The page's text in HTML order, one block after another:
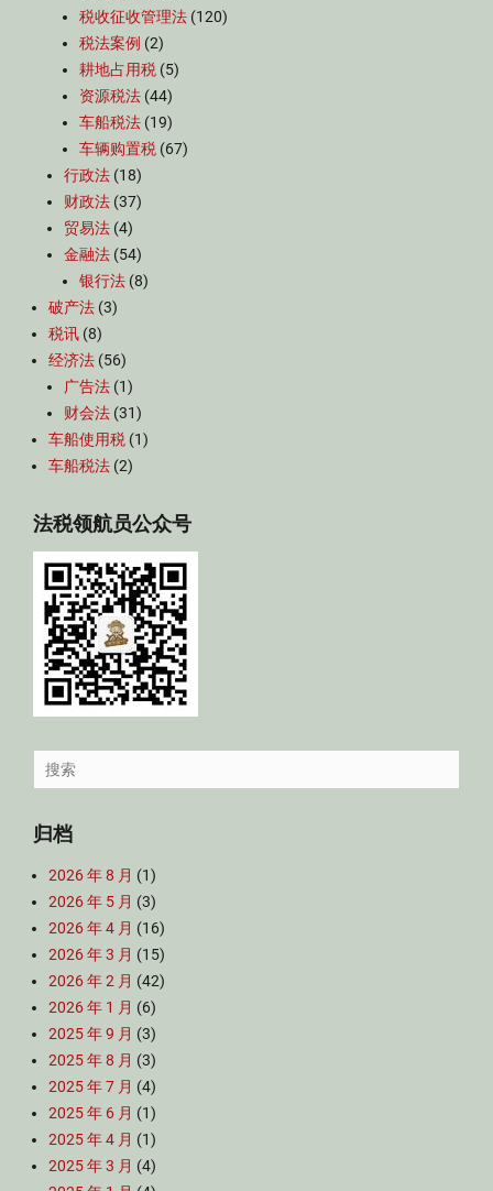
税收征收管理法 (120)
税法案例 (2)
耕地占用税 (5)
资源税法 (44)
车船税法 (19)
车辆购置税 (67)
行政法 (18)
财政法 (37)
贸易法 (4)
金融法 (54)
银行法 (8)
破产法 (3)
税讯 (8)
经济法 (56)
广告法 (1)
财会法 (31)
车船使用税 (1)
车船税法 (2)
法税领航员公众号
Search
for:
归档
2026 年 8 月 (1)
2026 年 5 月 (3)
2026 年 4 月 (16)
2026 年 3 月 (15)
2026 年 2 月 (42)
2026 年 1 月 (6)
2025 年 9 月 (3)
2025 年 8 月 (3)
2025 年 7 月 (4)
2025 年 6 月 (1)
2025 年 4 月 (1)
2025 年 3 月 (4)